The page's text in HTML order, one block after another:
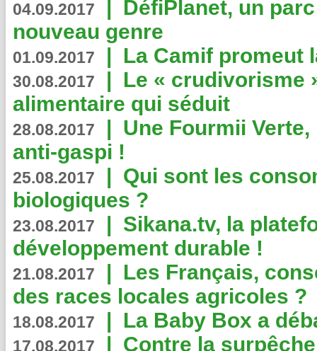
04.09.2017 | DéfiPlanet, un
nouveau genre
01.09.2017 | La Camif promeut
30.08.2017 | Le « crudivorisme
alimentaire qui séduit
28.08.2017 | Une Fourmii
anti-gaspi !
25.08.2017 | Qui sont les
biologiques ?
23.08.2017 | Sikana.tv, la
développement durable !
21.08.2017 | Les Français,
des races locales agricoles ?
18.08.2017 | La Baby Box a
17.08.2017 | Contre la